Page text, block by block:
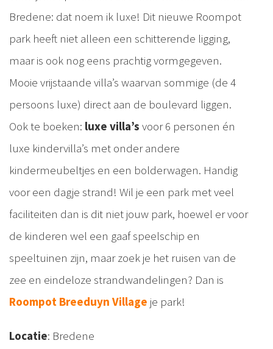
Bredene: dat noem ik luxe! Dit nieuwe Roompot
park heeft niet alleen een schitterende ligging,
maar is ook nog eens prachtig vormgegeven.
Mooie vrijstaande villa’s waarvan sommige (de 4
persoons luxe) direct aan de boulevard liggen.
Ook te boeken: luxe villa’s voor 6 personen én
luxe kindervilla’s met onder andere
kindermeubeltjes en een bolderwagen. Handig
voor een dagje strand! Wil je een park met veel
faciliteiten dan is dit niet jouw park, hoewel er voor
de kinderen wel een gaaf speelschip en
speeltuinen zijn, maar zoek je het ruisen van de
zee en eindeloze strandwandelingen? Dan is
Roompot Breeduyn Village je park!
Locatie: Bredene